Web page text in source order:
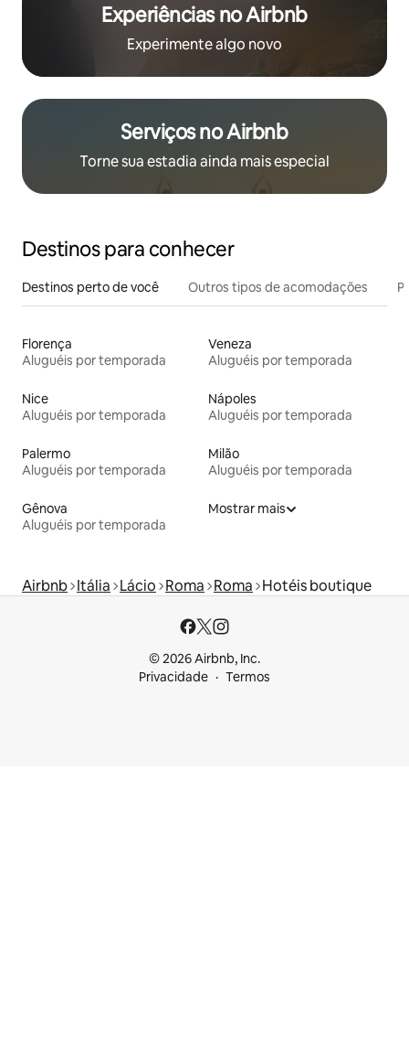
Experiências no Airbnb
Experimente algo novo
Serviços no Airbnb
Torne sua estadia ainda mais especial
Destinos para conhecer
Destinos perto de você Outros tipos de acomodações
Florença
Aluguéis por temporada
Veneza
Aluguéis por temporada
Nice
Aluguéis por temporada
Nápoles
Aluguéis por temporada
Palermo
Aluguéis por temporada
Milão
Aluguéis por temporada
Gênova
Aluguéis por temporada
Mostrar mais
Airbnb Itália Lácio Roma Roma Hotéis boutique
© 2026 Airbnb, Inc.
Privacidade
Termos